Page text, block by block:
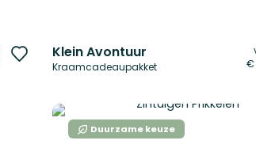
Voeg
verlanglijst
Klein Avontuur
Kraamcadeaupakket
€
Duurzame keuze